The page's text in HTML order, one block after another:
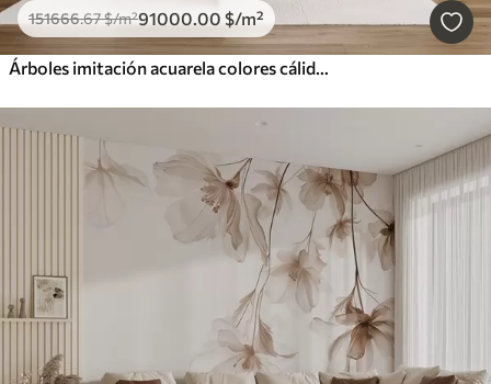
151666.67$/m²91000.00 $/m²
Árboles imitación acuarela colores cálidos